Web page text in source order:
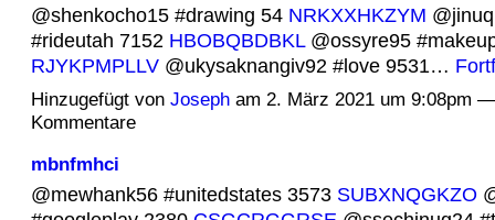
@shenkocho15 #drawing 54 NRKXXHKZYM
#rideutah 7152 HBOBQBDBKL@ossyre95
RJYKPMPLLV@ukysaknangiv92 #love 9531…
Hinzugefügt von Josepham 2. März 2021 um 9:08pm
Kommentare
mbnfmhci
@mewhank56 #unitedstates 3573 SUBXNQGKZO